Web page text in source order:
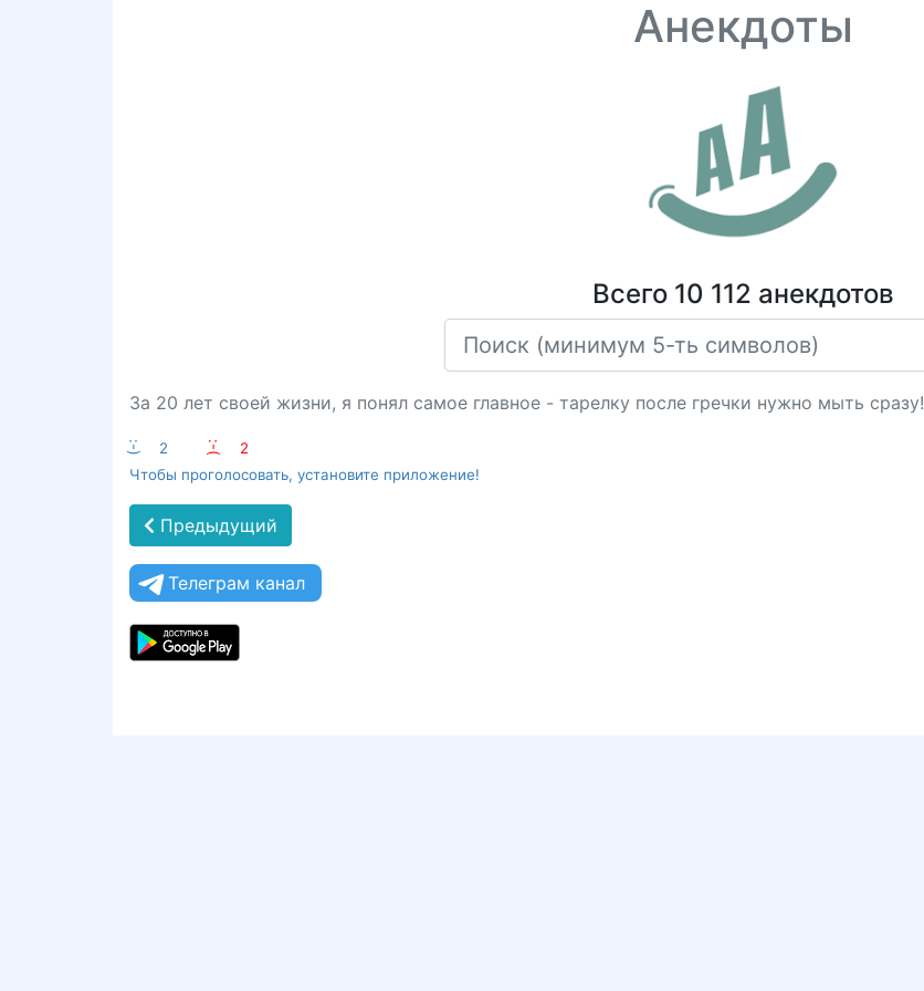
Анекдоты
Всего 10 112 анекдотов
За 20 лет своей жизни, я понял самое главное - тарелку после гречки нужно мыть сразу!
:-) 2 :-(
2
Чтобы проголосовать, установите приложение!
Предыдущий
Телеграм канал